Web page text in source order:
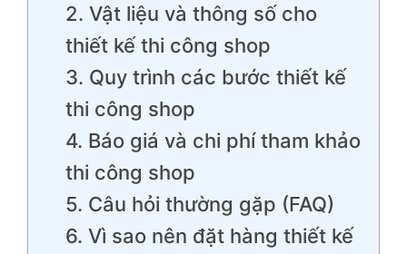
2. Vật liệu và thông số cho
thiết kế thi công shop
3. Quy trình các bước thiết kế
thi công shop
4. Báo giá và chi phí tham khảo
thi công shop
5. Câu hỏi thường gặp (FAQ)
6. Vì sao nên đặt hàng thiết kế